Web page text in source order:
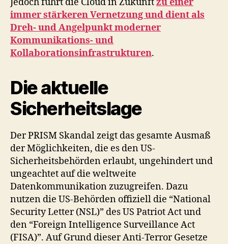
immer stärkeren Vernetzung und dient als
Dreh- und Angelpunkt moderner
Kommunikations- und
Kollaborationsinfrastrukturen.
Die aktuelle
Sicherheitslage
Der PRISM Skandal zeigt das gesamte Ausmaß
der Möglichkeiten, die es den US-
Sicherheitsbehörden erlaubt, ungehindert und
ungeachtet auf die weltweite
Datenkommunikation zuzugreifen. Dazu
nutzen die US-Behörden offiziell die “National
Security Letter (NSL)” des US Patriot Act und
den “Foreign Intelligence Surveillance Act
(FISA)”. Auf Grund dieser Anti-Terror Gesetze